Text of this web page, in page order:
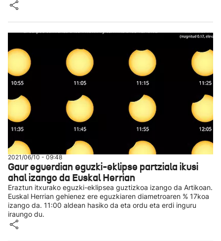
2021/06/10 - 09:48
Gaur eguerdian eguzki-eklipse partziala ikusi
ahal izango da Euskal Herrian
Eraztun itxurako eguzki-eklipsea guztizkoa izango da Artikoan.
Euskal Herrian gehienez ere eguzkiaren diametroaren % 17koa
izango da. 11:00 aldean hasiko da eta ordu eta erdi inguru
iraungo du.